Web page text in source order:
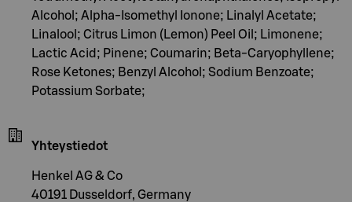
Alcohol; Alpha-Isomethyl Ionone; Linalyl Acetate;
Linalool; Citrus Limon (Lemon) Peel Oil; Limonene;
Lactic Acid; Pinene; Coumarin; Beta-Caryophyllene;
Rose Ketones; Benzyl Alcohol; Sodium Benzoate;
Potassium Sorbate;
Yhteystiedot
Henkel AG & Co
40191 Dusseldorf, Germany